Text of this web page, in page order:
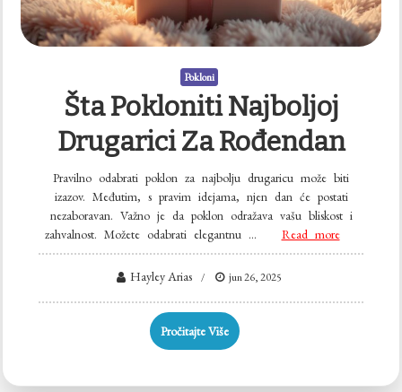
Pokloni
Šta Pokloniti Najboljoj
Drugarici Za Rođendan
Pravilno odabrati poklon za najbolju drugaricu može biti
izazov. Međutim, s pravim idejama, njen dan će postati
nezaboravan. Važno je da poklon odražava vašu bliskost i
zahvalnost. Možete odabrati elegantnu …
Read more
Hayley Arias jun 26, 2025
Pročitajte Više